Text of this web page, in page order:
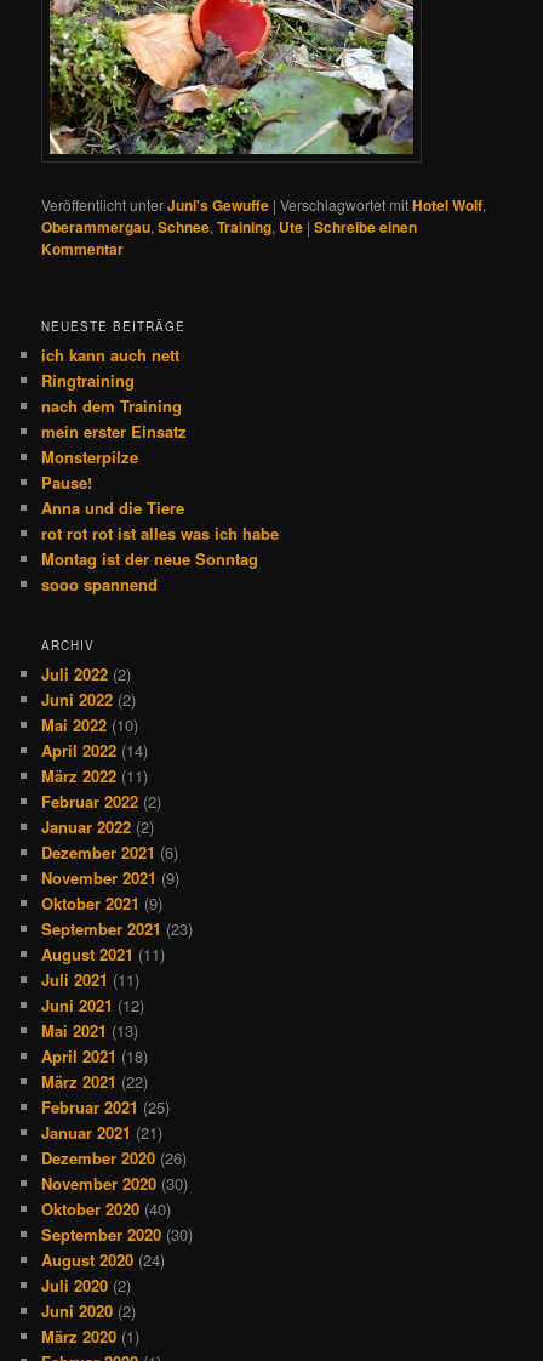
Veröffentlicht unterJuni's Gewuffe |Verschlagwortet mitHotel Wolf,
Oberammergau,Schnee,Training, Ute |Schreibe einen
Kommentar
NEUESTE BEITRÄGE
ich kann auch nett
Ringtraining
nach dem Training
mein erster Einsatz
Monsterpilze
Pause!
Anna und die Tiere
rot rot rot ist alles was ich habe
Montag ist der neue Sonntag
sooo spannend
ARCHIV
Juli 2022 (2)
Juni 2022 (2)
Mai 2022 (10)
April 2022 (14)
März 2022 (11)
Februar 2022 (2)
Januar 2022 (2)
Dezember 2021 (6)
November 2021 (9)
Oktober 2021 (9)
September 2021 (23)
August 2021 (11)
Juli 2021 (11)
Juni 2021 (12)
Mai 2021 (13)
April 2021 (18)
März 2021 (22)
Februar 2021 (25)
Januar 2021 (21)
Dezember 2020 (26)
November 2020 (30)
Oktober 2020 (40)
September 2020 (30)
August 2020 (24)
Juli 2020 (2)
Juni 2020 (2)
März 2020 (1)